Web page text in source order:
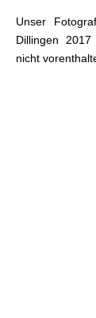
Unser
Dillingen
nicht